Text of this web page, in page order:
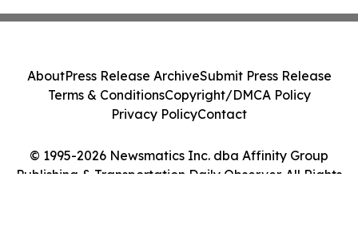
© 1995-2026 Newsmatics Inc. dba Affinity Group
Publishing & Transportation Daily Observer. All Rights
AboutPress Release ArchiveSubmit Press Release
Terms & ConditionsCopyright/DMCA Policy
Privacy PolicyContact